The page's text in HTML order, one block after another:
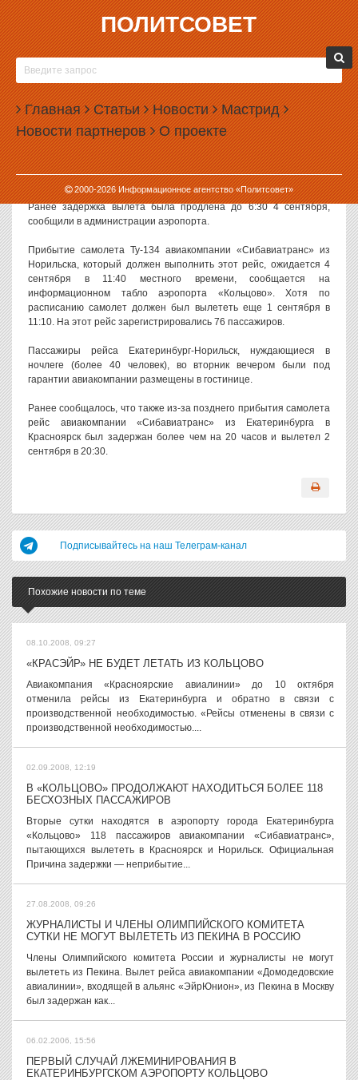
ПОЛИТСОВЕТ
Главная Статьи Новости Мастрид
Новости партнеров О проекте
2000-2026Информационное агентство «Политсовет»
04.09.2008, 08:39
ПАССАЖИРЫ АВИАКОМПАНИИ
«СИБАВИАТРАНС» ОКОНЧАТЕЛЬНО
ПОСЕЛИЛИСЬ В «КОЛЬЦОВО»
В екатеринбургском аэропорту «Кольцово» уже четвертые сутки
продолжают ожидать своего рейса более 70 пассажиров
авиакомпании «Сибавиатранс», купившие билеты на рейс из
Екатеринбурга в Норильск. Сегодня вылет рейса вновь
перенесен на 12:30 4 сентября из-за неприбытия самолета.
Ранее задержка вылета была продлена до 6:30 4 сентября,
сообщили в администрации аэропорта.
Прибытие самолета Ту-134 авиакомпании «Сибавиатранс» из
Норильска, который должен выполнить этот рейс, ожидается 4
сентября в 11:40 местного времени, сообщается на
информационном табло аэропорта «Кольцово». Хотя по
расписанию самолет должен был вылететь еще 1 сентября в
11:10. На этот рейс зарегистрировались 76 пассажиров.
Пассажиры рейса Екатеринбург-Норильск, нуждающиеся в
ночлеге (более 40 человек), во вторник вечером были под
гарантии авиакомпании размещены в гостинице.
Ранее сообщалось, что также из-за позднего прибытия самолета
рейс авиакомпании «Сибавиатранс» из Екатеринбурга в
Красноярск был задержан более чем на 20 часов и вылетел 2
сентября в 20:30.
Подписывайтесь на наш Телеграм-канал
Похожие новости по теме
08.10.2008, 09:27
«КРАСЭЙР» НЕ БУДЕТ ЛЕТАТЬ ИЗ КОЛЬЦОВО
Авиакомпания «Красноярские авиалинии» до 10 октября
отменила рейсы из Екатеринбурга и обратно в связи с
производственной необходимостью. «Рейсы отменены в связи с
производственной необходимостью....
02.09.2008, 12:19
В «КОЛЬЦОВО» ПРОДОЛЖАЮТ НАХОДИТЬСЯ БОЛЕЕ 118
БЕСХОЗНЫХ ПАССАЖИРОВ
Вторые сутки находятся в аэропорту города Екатеринбурга
«Кольцово» 118 пассажиров авиакомпании «Сибавиатранс»,
пытающихся вылететь в Красноярск и Норильск. Официальная
Причина задержки — неприбытие...
27.08.2008, 09:26
ЖУРНАЛИСТЫ И ЧЛЕНЫ ОЛИМПИЙСКОГО КОМИТЕТА
СУТКИ НЕ МОГУТ ВЫЛЕТЕТЬ ИЗ ПЕКИНА В РОССИЮ
Члены Олимпийского комитета России и журналисты не могут
вылететь из Пекина. Вылет рейса авиакомпании «Домодедовские
авиалинии», входящей в альянс «ЭйрЮнион», из Пекина в Москву
был задержан как...
06.02.2006, 15:56
ПЕРВЫЙ СЛУЧАЙ ЛЖЕМИНИРОВАНИЯ В
ЕКАТЕРИНБУРГСКОМ АЭРОПОРТУ КОЛЬЦОВО